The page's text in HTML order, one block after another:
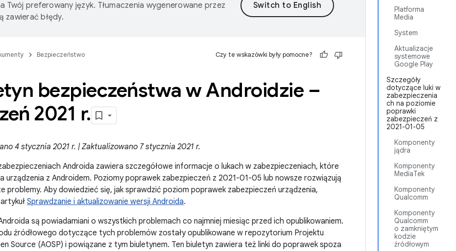
Platforma
Media
System
Aktualizacje
systemowe
Google Play
Szczegóły
dotyczące luki w
zabezpieczenia
ch na poziomie
poprawki
zabezpieczeń z
2021-01-05
Komponenty
jądra
Komponenty
MediaTek
Komponenty
Qualcomm
Komponenty
Qualcomm
o zamkniętym
kodzie
źródłowym
Twój preferowany język. Tłumaczenia wygenerowane przez
zawierać błędy.
Bezpieczeństwo Czy te wskazówki były pomocne?
bezpieczeństwa w Androidzie –
2021 r.
4 stycznia 2021 r. | Zaktualizowano 7 stycznia 2021 r.
Androida zawiera szczegółowe informacje o lukach w zabezpieczeniach, które
urządzenia z Androidem. Poziomy poprawek zabezpieczeń z 2021-01-05 lub nowsze rozwiązują
problemy. Aby dowiedzieć się, jak sprawdzić poziom poprawek zabezpieczeń urządzenia,
Sprawdzanie i aktualizowanie wersji Androida.
są powiadamiani o wszystkich problemach co najmniej miesiąc przed ich opublikowaniem.
źródłowego dotyczące tych problemów zostały opublikowane w repozytorium Projektu
Source (AOSP) i powiązane z tym biuletynem. Ten biuletyn zawiera też linki do poprawek spoza